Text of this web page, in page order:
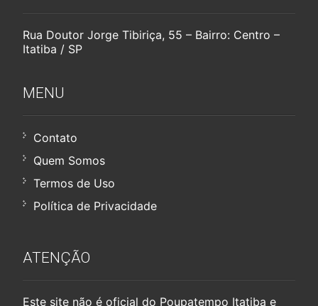
Rua Doutor Jorge Tibiriça, 55 – Bairro: Centro –
Itatiba / SP
MENU
Contato
Quem Somos
Termos de Uso
Política de Privacidade
ATENÇÃO
Este site não é oficial do Poupatempo Itatiba e